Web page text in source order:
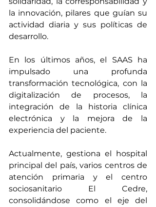
la innovación, pilares que guían su
actividad diaria y sus políticas de
desarrollo.
En los últimos años, el SAAS ha
impulsado una profunda
transformación tecnológica, con la
digitalización de procesos, la
integración de la historia clínica
electrónica y la mejora de la
experiencia del paciente.
Actualmente, gestiona el hospital
principal del país, varios centros de
atención primaria y el centro
sociosanitario El Cedre,
consolidándose como el eje del